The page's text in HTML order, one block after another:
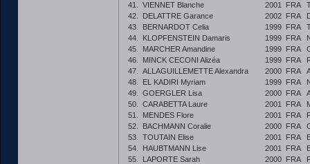
41.
VIENNET Blanche 2001 FRA
42.
DELATTRE Garance 2002 FRA
43.
BERNARDOT Celia 1999 FRA
44.
KLOPFENSTEIN Damaris 1999 FRA
45.
MARCHER Amandine 1999 FRA
46.
MINCK CECONI Alizéa 1999 FRA
47.
ALLAGUILLEMETTE Alexandra 2000 FRA
48.
EL KADIRI Myriam 1999 FRA
49.
GOERGLER Lisa 2000 FRA
50.
CARABETTA Laure 2001 FRA
51.
MENDES Flore 2001 FRA
52.
BACHMANN Coralie 2000 FRA
53.
TOUTAIN Elise 2001 FRA
54.
HAUBTMANN Lise 2001 FRA
55.
LAPORTE Sarah 2000 FRA